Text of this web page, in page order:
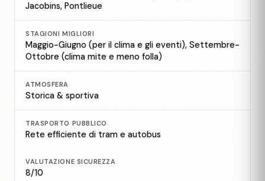
Jacobins, Pontlieue
STAGIONI MIGLIORI
Maggio-Giugno (per il clima e gli eventi), Settembre-
Ottobre (clima mite e meno folla)
ATMOSFERA
Storica & sportiva
TRASPORTO PUBBLICO
Rete efficiente di tram e autobus
VALUTAZIONE SICUREZZA
8/10